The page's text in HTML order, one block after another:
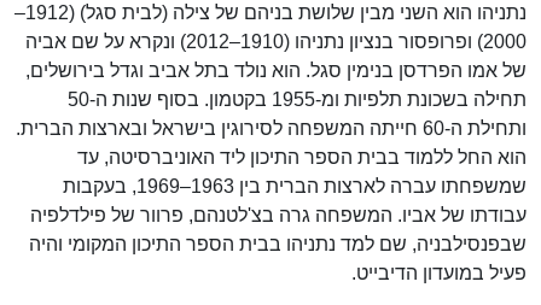
נתניהו הוא השני מבין שלושת בניהם של צילה (לבית סגל) (1912–
2000) ופרופסור בנציון נתניהו (1910–2012) ונקרא על שם אביה
של אמו הפרדסן בנימין סגל. הוא נולד בתל אביב וגדל בירושלים,
תחילה בשכונת תלפיות ומ-1955 בקטמון. בסוף שנות ה-50
ותחילת ה-60 חייתה המשפחה לסירוגין בישראל ובארצות הברית.
הוא החל ללמוד בבית הספר התיכון ליד האוניברסיטה, עד
שמשפחתו עברה לארצות הברית בין 1963–1969, בעקבות
עבודתו של אביו. המשפחה גרה בצ'לטנהם, פרוור של פילדלפיה
שבפנסילבניה, שם למד נתניהו בבית הספר התיכון המקומי והיה
פעיל במועדון הדיבייט.